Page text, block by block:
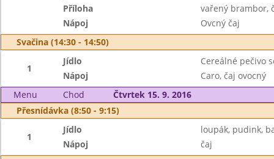
Příloha
vařený brambor,
Nápoj
Ovcný čaj
Svačina (14:30 - 14:50)
1
Jídlo
Cereálné pečivo
Nápoj
Caro, čaj ovocný
Menu
Chod
Čtvrtek 15. 9. 2016
Přesnídávka (8:50 - 9:15)
1
Jídlo
loupák, pudink,
Nápoj
čaj